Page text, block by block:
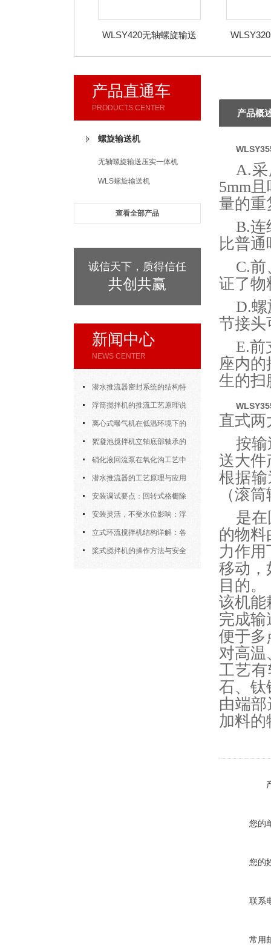
WLSY420无轴螺旋输送
产品直通车
PRODUCTS CENTER
螺旋输送机
无轴螺旋输送压实一体机
WLS螺旋输送机
查看全部产品
诚信天下，质得信任
共创共赢
新闻中心
NEWS CENTER
潜水推流器密封系统的结构特
点与渗漏故障处理
浮筒搅拌机的推流工艺原理说
明 离心式曝气机在低温环境下的
运行特性与防冻措施
絮凝池搅拌机立轴底部轴承的
密封防水与免维护设计
硝化液回流泵在氧化沟工艺中
的布置位置对回流效果的影响
潜水推流器的工艺原理与应用
逻辑安装调试要点：回转式格栅除
污机的土建配合要求与水平度校准
安装灵活，不受水位影响：浮
筒式曝气机的结构优势与适用场景
立式环流搅拌机结构详解：各
部件的功能与协同
桨式搅拌机的操作方法与安全
产品概
A.
5mm
量的
B.连
比普
C.
证了
D.
节接头
E.前
座内
生的扫
直式两
按
送大件
根据
（滚
是
的物料
力作
移动，
目的。
该机能
完成输
便于多
对高温
工艺
石、钛
由端
加料的
您的
您的
联系
常用